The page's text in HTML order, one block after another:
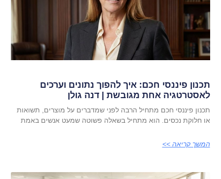
תכנון פיננסי חכם: איך להפוך נתונים וערכים
לאסטרטגיה אחת מגובשת | דנה גולן
תכנון פיננסי חכם מתחיל הרבה לפני שמדברים על מוצרים, תשואות
או חלוקת נכסים. הוא מתחיל בשאלה פשוטה שמעט אנשים באמת
המשך קריאה >>